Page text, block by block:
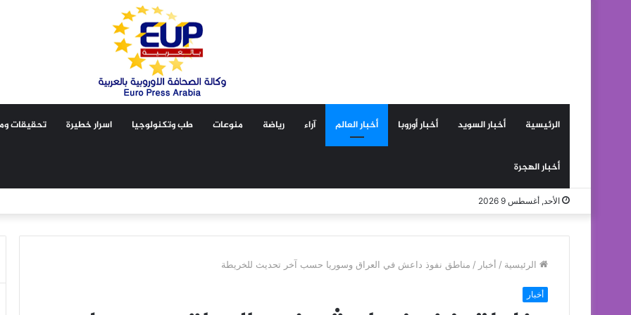
الرئيسية أخبار السويد أخبار أوروبا أخبار العالم آراء رياضة منوعات طب وتكنولوجيا اسرار خطيرة تحقيقات
أخبار الهجرة
الأحد, أغسطس 9 2026
الرئيسية / أخبار / مناطق نفوذ داعش في العراق وسوريا حسب آخر تحديث للخريطة
أخبار